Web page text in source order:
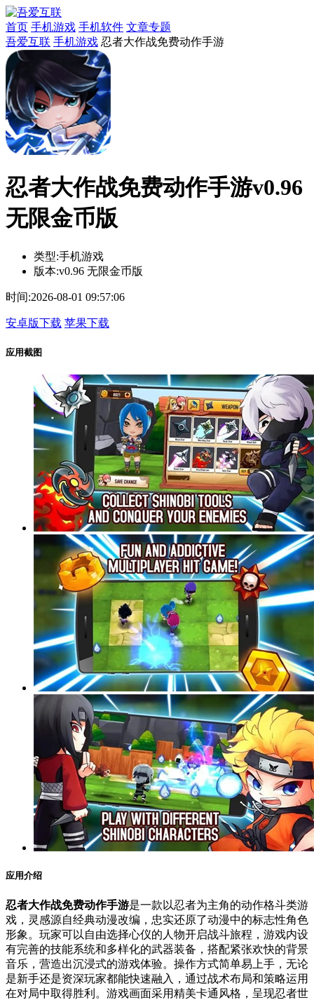
首页 手机游戏 手机软件 文章专题
吾爱互联 手机游戏 忍者大作战免费动作手游
忍者大作战免费动作手游v0.96
无限金币版
类型:手机游戏
版本:v0.96 无限金币版
时间:2026-08-01 09:57:06
安卓版下载 苹果下载
应用截图
应用介绍
忍者大作战免费动作手游是一款以忍者为主角的动作格斗类游
戏，灵感源自经典动漫改编，忠实还原了动漫中的标志性角色
形象。玩家可以自由选择心仪的人物开启战斗旅程，游戏内设
有完善的技能系统和多样化的武器装备，搭配紧张欢快的背景
音乐，营造出沉浸式的游戏体验。操作方式简单易上手，无论
是新手还是资深玩家都能快速融入，通过战术布局和策略运用
在对局中取得胜利。游戏画面采用精美卡通风格，呈现忍者世